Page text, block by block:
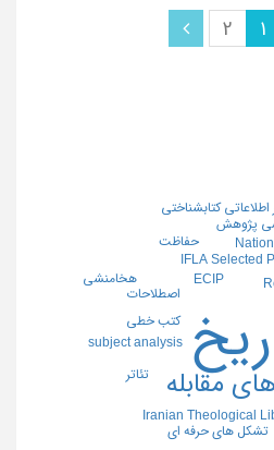
1
2
مقابله
ECIP
IFLA Selected
Iranian Theological
subject analysis
تشکل های حرفه ای
پژوهش
اطلاعاتی کتابشناختی
کتب خطی
اصطلاحات
تئاتر
حفاظت
هخامنشی